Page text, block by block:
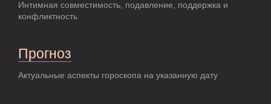
Интимная совместимость, подавление, поддержка и
конфликтность
Прогноз
Актуальные аспекты гороскопа на указанную дату